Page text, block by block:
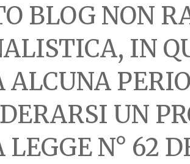
BLOG NON
IN
ALCUNA
UN
LEGGE N° 62